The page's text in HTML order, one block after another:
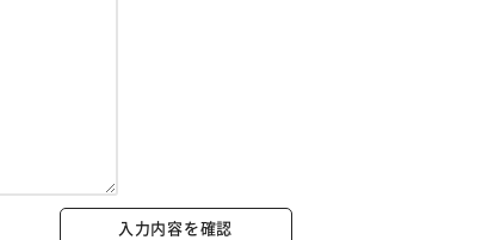
入力内容を確認
カートに入れる